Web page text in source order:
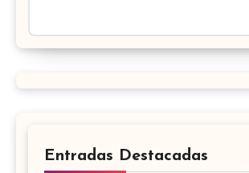
Entradas Destacadas